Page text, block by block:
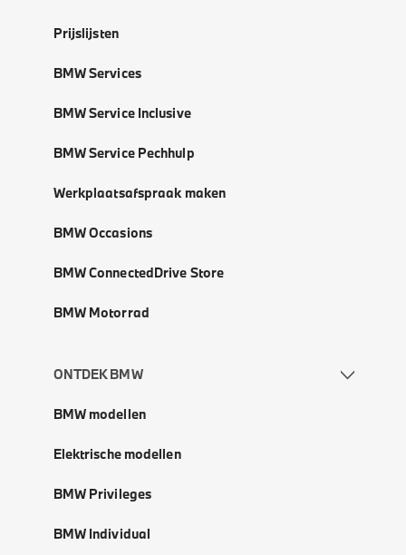
Prijslijsten
BMW Services
BMW Service Inclusive
BMW Service Pechhulp
Werkplaatsafspraak maken
BMW Occasions
BMW ConnectedDrive Store
BMW Motorrad
ONTDEK BMW
BMW modellen
Elektrische modellen
BMW Privileges
BMW Individual